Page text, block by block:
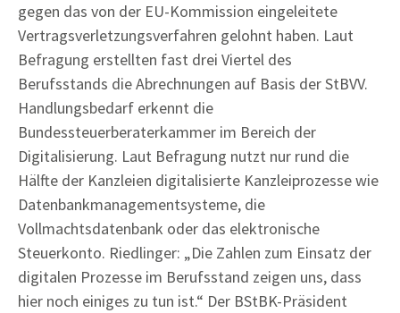
gegen das von der EU-Kommission eingeleitete
Vertragsverletzungsverfahren gelohnt haben. Laut
Befragung erstellten fast drei Viertel des
Berufsstands die Abrechnungen auf Basis der StBVV.
Handlungsbedarf erkennt die
Bundessteuerberaterkammer im Bereich der
Digitalisierung. Laut Befragung nutzt nur rund die
Hälfte der Kanzleien digitalisierte Kanzleiprozesse wie
Datenbankmanagementsysteme, die
Vollmachtsdatenbank oder das elektronische
Steuerkonto. Riedlinger: „Die Zahlen zum Einsatz der
digitalen Prozesse im Berufsstand zeigen uns, dass
hier noch einiges zu tun ist.“ Der BStBK-Präsident